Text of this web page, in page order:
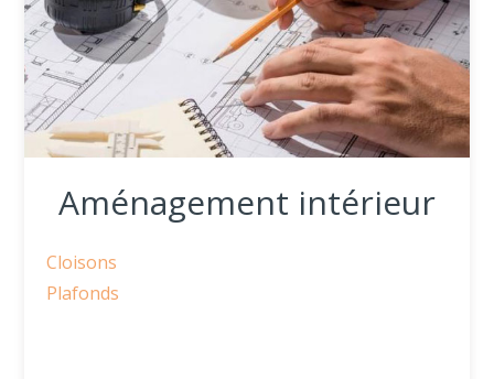
Aménagement intérieur
Cloisons
Plafonds